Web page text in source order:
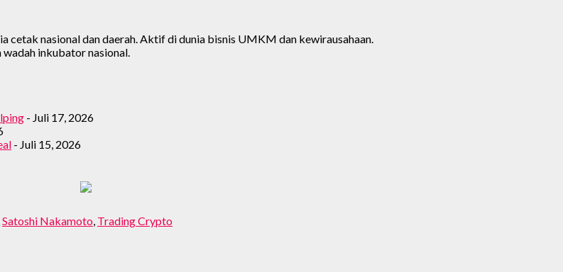
nasional dan daerah. Aktif di dunia bisnis UMKM dan kewirausahaan.
inkubator nasional.
- Juli 17, 2026
- Juli 15, 2026
Satoshi Nakamoto Trading Crypto